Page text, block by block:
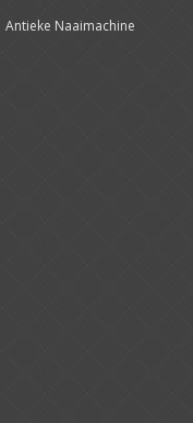
Antieke Naaimachine